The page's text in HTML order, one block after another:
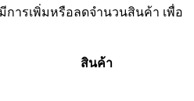
การเพิ่มหรือลดจำนวนสินค้า เพื่อ
สินค้า